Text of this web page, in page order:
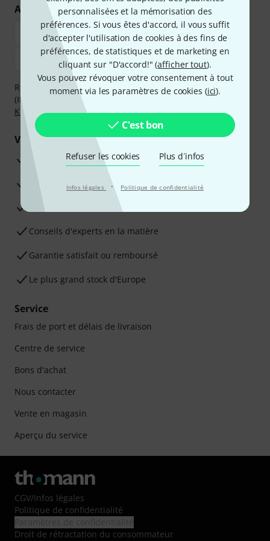
personnalisées et la mémorisation des
préférences. Si vous êtes d'accord, il vous suffit
d'accepter l'utilisation de cookies à des fins de
préférences, de statistiques et de marketing en
cliquant sur "D'accord!" (afficher tout).
Vous pouvez révoquer votre consentement à tout
moment via les paramètres de cookies (ici).
C'est bon
Refuser les cookies Plus d´infos
Infos légales · Politique de confidentialité
Achetez et payez en toute sécurité
Réglez de manière sûre et sécurisée par Virement
(IBAN/BIC), PayPal, Amazon Pay,
Klarna Payer Maintenant
Klarna Payer en 3 foisou Carte de crédit.
Vos avantages
Ga­ran­tie Thomann 3 ans
Garantie 30 jours satisfait ou remboursé
Conseils d'experts en la matière
Garantie satisfait ou remboursé
Le plus grand stock d'Europe
Service
Frais de port et délais de livraison
Centre de service
Bons d'achat
Nous contacter
Vente en magasin
Aperçu du service
CGV/Infos légales
Politique de confidentialité
Droit de rétractation du consommateur